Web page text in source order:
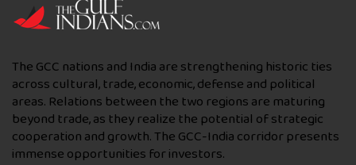
The GCC nations and India are strengthening historic ties
across cultural, trade, economic, defense and political
areas. Relations between the two regions are maturing
beyond trade, as they realize the potential of strategic
cooperation and growth. The GCC-India corridor presents
immense opportunities for investors.